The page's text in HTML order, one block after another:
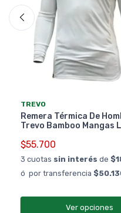
TREVO
Remera Térmica De
Trevo Bamboo Mangas
$55.700
3 cuotas sin interés de
ó por transferencia
Ver opciones